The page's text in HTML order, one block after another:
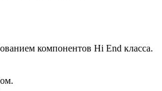
компонентов Hi End класса.